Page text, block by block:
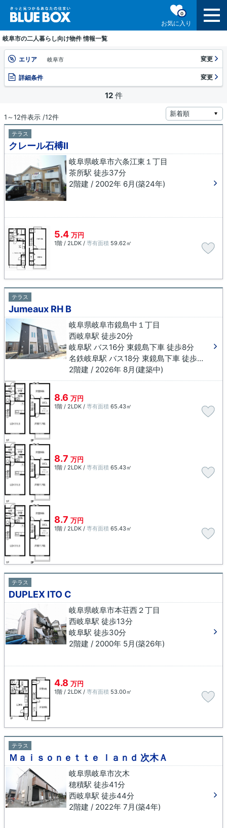
お気に入り
0
岐阜市の二人暮らし向け物件 情報一覧
エリア 岐阜市 変更
詳細条件 変更
12 件
1～12件表示 /12件
テラス
クレール石榑Ⅱ
岐阜県岐阜市六条江東１丁目
茶所駅 徒歩37分
2階建 / 2002年 6月(築24年)
5.4 万円
1階 / 2LDK / 専有面積 59.62㎡
テラス
Jumeaux RH B
岐阜県岐阜市鏡島中１丁目
西岐阜駅 徒歩20分
岐阜駅 バス16分 東鏡島下車 徒歩8分
名鉄岐阜駅 バス18分 東鏡島下車 徒歩8分
2階建 / 2026年 8月(建築中)
8.6 万円
1階 / 2LDK / 専有面積 65.43㎡
8.7 万円
1階 / 2LDK / 専有面積 65.43㎡
8.7 万円
1階 / 2LDK / 専有面積 65.43㎡
テラス
DUPLEX ITO C
岐阜県岐阜市本荘西２丁目
西岐阜駅 徒歩13分
岐阜駅 徒歩30分
2階建 / 2000年 5月(築26年)
4.8 万円
1階 / 2LDK / 専有面積 53.00㎡
テラス
Ｍａｉｓｏｎｅｔｔｅ ｌａｎｄ 次木Ａ
岐阜県岐阜市次木
穂積駅 徒歩41分
西岐阜駅 徒歩44分
2階建 / 2022年 7月(築4年)